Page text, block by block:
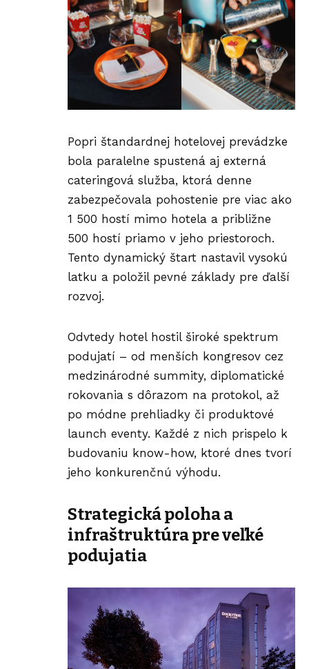
Popri štandardnej hotelovej prevádzke
bola paralelne spustená aj externá
cateringová služba, ktorá denne
zabezpečovala pohostenie pre viac ako
1 500 hostí mimo hotela a približne
500 hostí priamo v jeho priestoroch.
Tento dynamický štart nastavil vysokú
latku a položil pevné základy pre ďalší
rozvoj.
Odvtedy hotel hostil široké spektrum
podujatí – od menších kongresov cez
medzinárodné summity, diplomatické
rokovania s dôrazom na protokol, až
po módne prehliadky či produktové
launch eventy. Každé z nich prispelo k
budovaniu know-how, ktoré dnes tvorí
jeho konkurenčnú výhodu.
Strategická poloha a
infraštruktúra pre veľké
podujatia